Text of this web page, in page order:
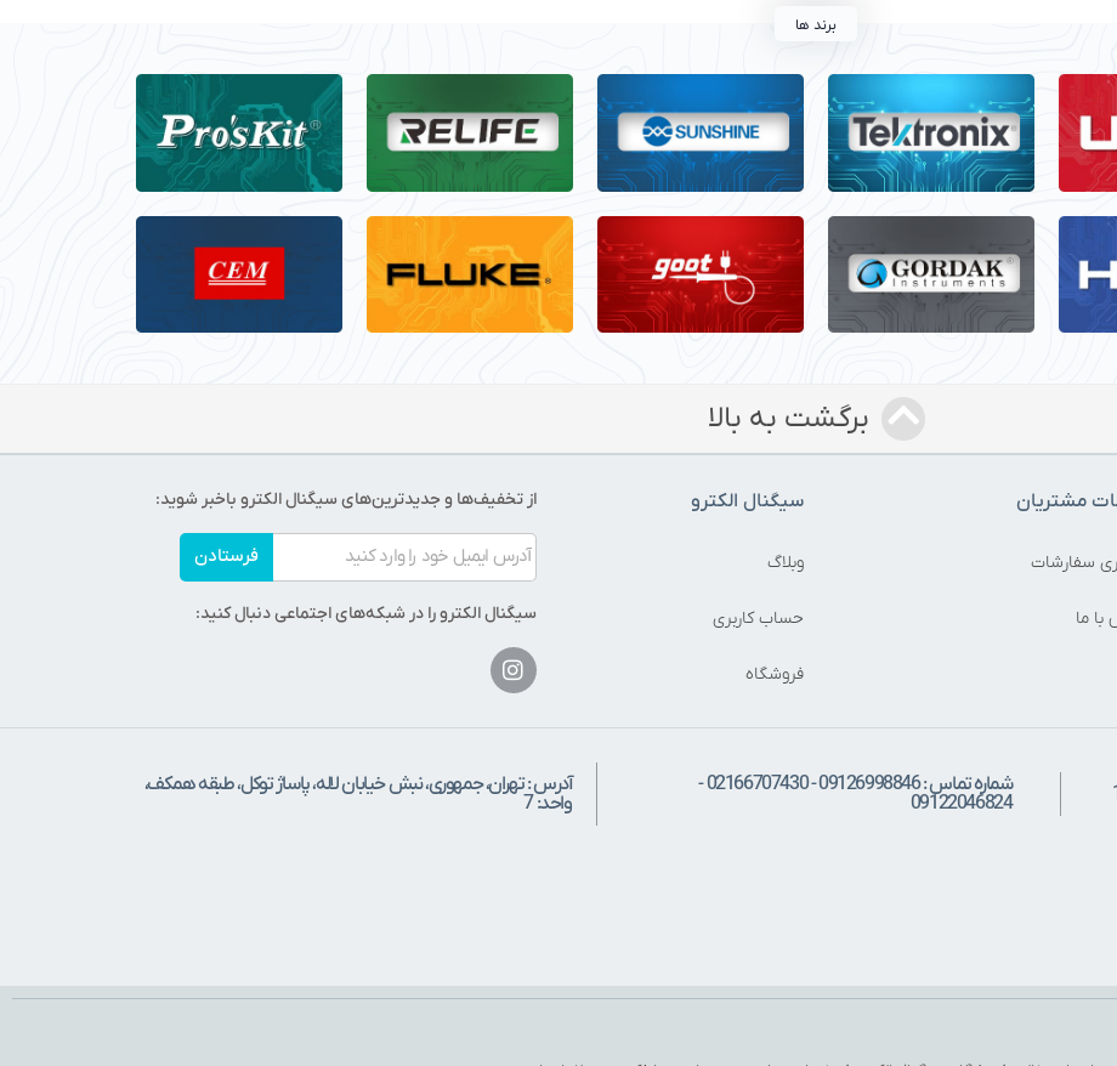
برند ها
برگشت به بالا
مشتریان
سفارشات
ما
سیگنال الکترو
وبلاگ
حساب کاربری
فروشگاه
از تخفیف‌ها و جدیدترین‌های سیگنال الکترو باخبر شوید:
فرستادن
سیگنال الکترو را در شبکه‌های اجتماعی دنبال کنید:
شماره تماس : 09126998846 - 02166707430 -
09122046824
آدرس : تهران، جمهوری، نبش خیابان لاله، پاساژ توکل، طبقه همکف،
واحد: 7